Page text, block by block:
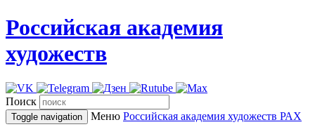
Российская академия
художеств
Поиск
Toggle navigation Меню Российская академия художеств РАХ